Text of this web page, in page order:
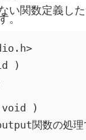
い関数定義し
。
)
)
関数の処理